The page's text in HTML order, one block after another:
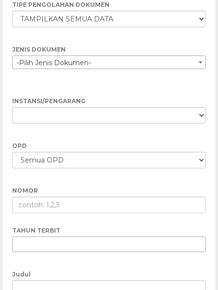
TIPE PENGOLAHAN DOKUMEN
JENIS DOKUMEN
-Pilih Jenis Dokumen-
INSTANSI/PENGARANG
OPD
NOMOR
TAHUN TERBIT
Judul